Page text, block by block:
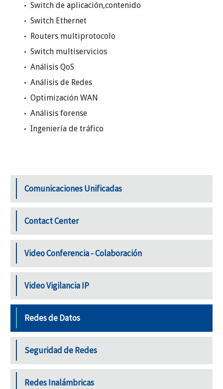
Switch de aplicación,contenido
Switch Ethernet
Routers multiprotocolo
Switch multiservicios
Análisis QoS
Análisis de Redes
Optimización WAN
Análisis forense
Ingeniería de tráfico
Comunicaciones Unificadas
Contact Center
Video Conferencia - Colaboración
Video Vigilancia IP
Redes de Datos
Seguridad de Redes
Redes Inalámbricas